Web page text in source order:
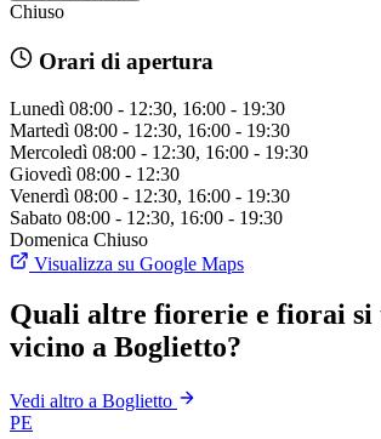
Chiuso
Orari di apertura
Lunedì 08:00 - 12:30, 16:00 - 19:30
Martedì 08:00 - 12:30, 16:00 - 19:30
Mercoledì 08:00 - 12:30, 16:00 - 19:30
Giovedì 08:00 - 12:30
Venerdì 08:00 - 12:30, 16:00 - 19:30
Sabato 08:00 - 12:30, 16:00 - 19:30
Domenica Chiuso
Visualizza su Google Maps
Quali altre fiorerie e fiorai si
vicino a Boglietto?
Vedi altro a Boglietto
PE